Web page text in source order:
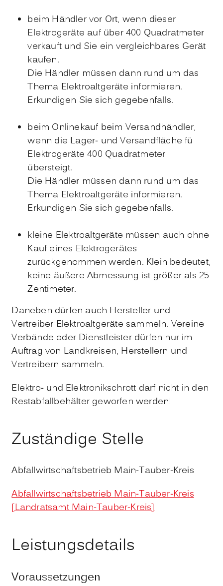
beim Händler vor Ort, wenn dieser
Elektrogeräte auf über 400 Quadratmeter
verkauft und Sie ein vergleichbares Gerät
kaufen.
Die Händler müssen dann rund um das
Thema Elektroaltgeräte informieren.
Erkundigen Sie sich gegebenfalls.
beim Onlinekauf beim Versandhändler,
wenn die Lager- und Versandfläche fü
Elektrogeräte 400 Quadratmeter
übersteigt.
Die Händler müssen dann rund um das
Thema Elektroaltgeräte informieren.
Erkundigen Sie sich gegebenfalls.
kleine Elektroaltgeräte müssen auch ohne
Kauf eines Elektrogerätes
zurückgenommen werden. Klein bedeutet,
keine äußere Abmessung ist größer als 25
Zentimeter.
Daneben dürfen auch Hersteller und
Vertreiber Elektroaltgeräte sammeln. Vereine
Verbände oder Dienstleister dürfen nur im
Auftrag von Landkreisen, Herstellern und
Vertreibern sammeln.
Elektro- und Elektronikschrott darf nicht in den
Restabfallbehälter geworfen werden!
Zuständige Stelle
Abfallwirtschaftsbetrieb Main-Tauber-Kreis
Abfallwirtschaftsbetrieb Main-Tauber-Kreis
[Landratsamt Main-Tauber-Kreis]
Leistungsdetails
Voraussetzungen